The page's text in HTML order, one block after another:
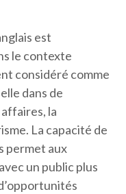
est
le contexte
considéré comme
dans de
la
La capacité de
permet aux
un public plus